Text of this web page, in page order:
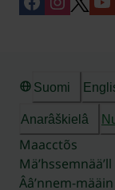
Suomi
Anarâškielâ
Maacctõs
Mäʹhssemnääʹll
Ââʹnnem-määin